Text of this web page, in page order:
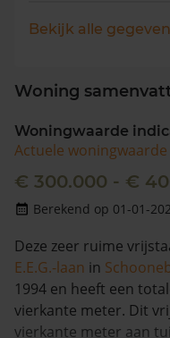
Bekijk alle
Woning
Woningwaarde
Actuele
€ 300.000 - €
Berekend op 01-01-
Deze zeer ruime
E.E.G.-laan in
1994 en heeft een
vierkante meter. Dit
vierkante meter aan